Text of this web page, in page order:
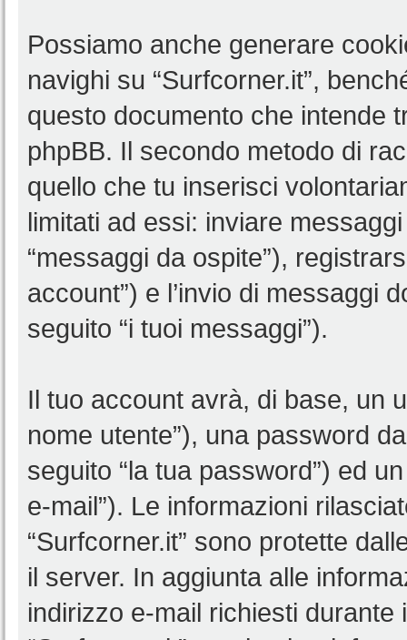
Possiamo anche generare
navighi su “Surfcorner.it”,
questo documento che intende
phpBB. Il secondo metodo di
quello che tu inserisci
limitati ad essi: inviare
“messaggi da ospite”),
account”) e l’invio di messaggi
seguito “i tuoi messaggi”).
Il tuo account avrà, di base, un
nome utente”), una password
seguito “la tua password”) ed
e-mail”). Le informazioni
“Surfcorner.it” sono protette
il server. In aggiunta alle
indirizzo e-mail richiesti